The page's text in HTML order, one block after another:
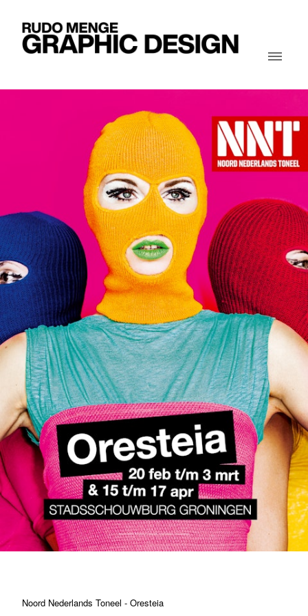
Noord Nederlands Toneel - Oresteia